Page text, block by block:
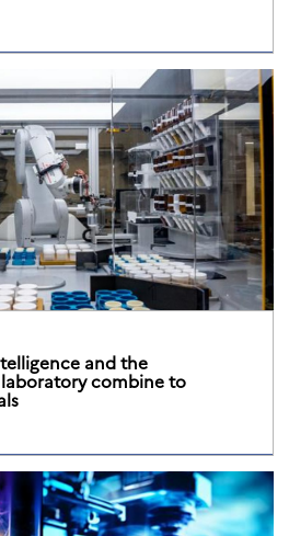
and the
combine to